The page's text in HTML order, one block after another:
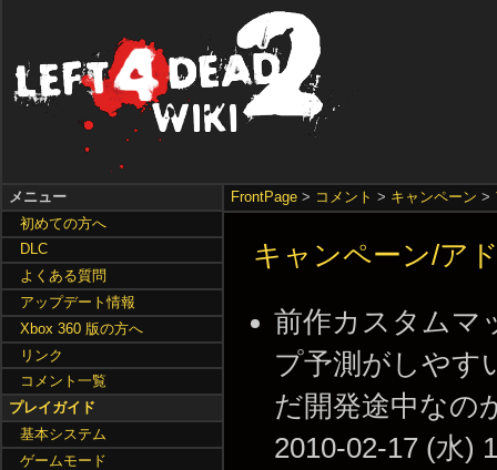
FrontPage > コメント > キャンペーン >
キャンペーン/ア
前作カスタムマ
プ予測がしやす
だ開発途中なの
2010-02-17 (水)
メニュー
初めての方へ
DLC
よくある質問
アップデート情報
Xbox 360 版の方へ
リンク
コメント一覧
プレイガイド
基本システム
ゲームモード